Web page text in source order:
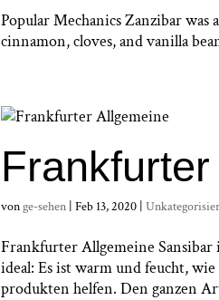
Popular Mechanics Zanzibar
cinnamon, cloves, and vanilla
vonge-sehen |Feb 13, 2020 |
Frankfurter Allgemeine
ideal: Es ist warm und feucht,
produkten helfen. Den ganzen